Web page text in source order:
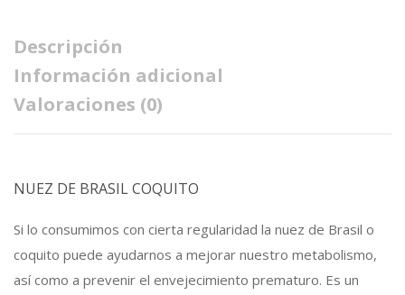
cantidad
Descripción
Información adicional
Valoraciones (0)
NUEZ DE BRASIL COQUITO
Si lo consumimos con cierta regularidad la nuez de Brasil o
coquito puede ayudarnos a mejorar nuestro metabolismo,
así como a prevenir el envejecimiento prematuro. Es un